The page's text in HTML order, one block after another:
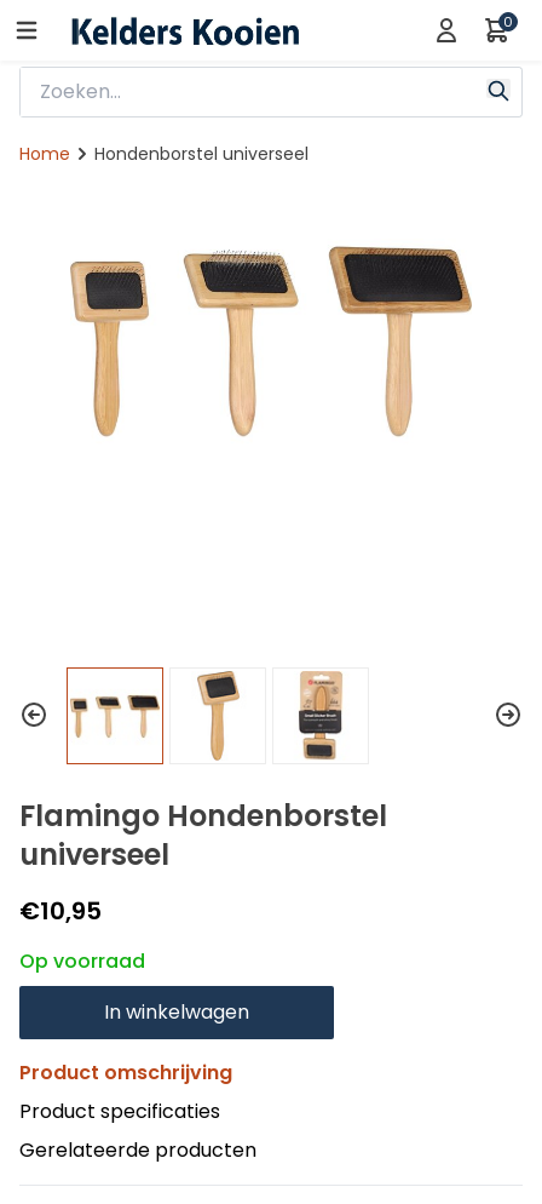
0
Home Hondenborstel universeel
Flamingo Hondenborstel
universeel
€10,95
Op voorraad
In winkelwagen
Product omschrijving
Product specificaties
Gerelateerde producten